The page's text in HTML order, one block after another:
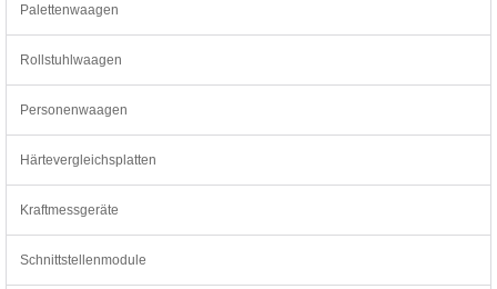
Palettenwaagen
Rollstuhlwaagen
Personenwaagen
Härtevergleichsplatten
Kraftmessgeräte
Schnittstellenmodule